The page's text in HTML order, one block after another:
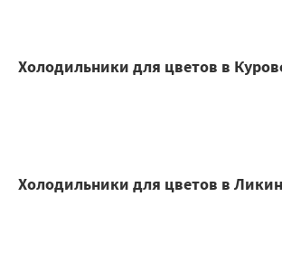
Холодильники для цветов в
Холодильники для цветов в